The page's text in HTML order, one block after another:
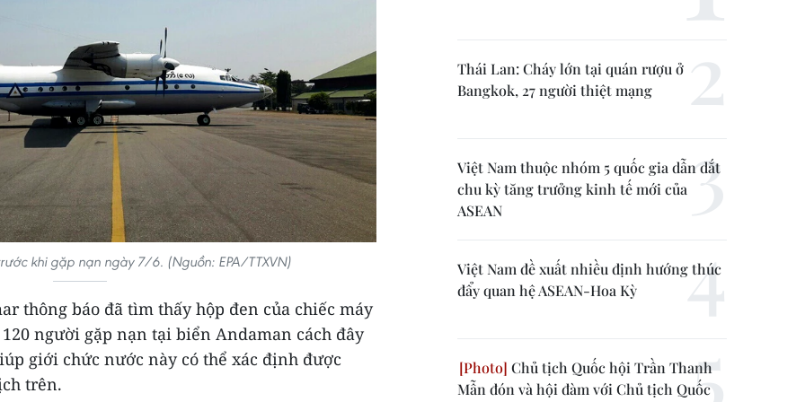
khi gặp nạn ngày 7/6. (Nguồn: EPA/TTXVN)
thông báo đã tìm thấy hộp đen của chiếc máy
người gặp nạn tại biển Andaman cách đây
giới chức nước này có thể xác định được
trên.
Thái Lan: Cháy lớn tại quán rượu ở
Bangkok, 27 người thiệt mạng
Việt Nam thuộc nhóm 5 quốc gia dẫn dắt
chu kỳ tăng trưởng kinh tế mới của
ASEAN
Việt Nam đề xuất nhiều định hướng thúc
đẩy quan hệ ASEAN-Hoa Kỳ
Chủ tịch Quốc hội Trần Thanh
Mẫn đón và hội đàm với Chủ tịch Quốc